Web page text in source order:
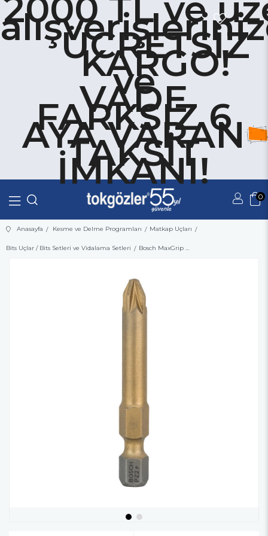
2000 TL ve
ÜCRETSİZ
KARGO!
ve
VADE
FARKSIZ 6
AYA VARAN
TAKSİT
İMKANI!
0
Üye Girişi Üye Ol
Anasayfa Kesme ve Delme Programları Matkap Uçları
Bits Uçlar / Bits Setleri ve Vidalama Setleri Bosch MaxGrip Vidalama Ucu PZ 2x49 mm 3'lü Paket